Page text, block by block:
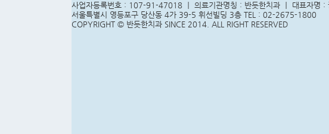
사업자등록번호 : 107-91-47018 ㅣ 의료기관명칭 : 반듯한치과 ㅣ 대표자명 :
서울특별시 영등포구 당산동 4가 39-5 휘선빌딩 3층 TEL : 02-2675-1800
COPYRIGHT © 반듯한치과 SINCE 2014. ALL RIGHT RESERVED